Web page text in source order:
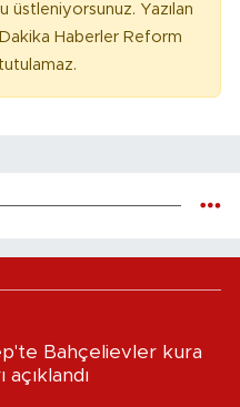
üstleniyorsunuz. Yazılan
Haberler Reform
Bahçelievler kura
açıklandı